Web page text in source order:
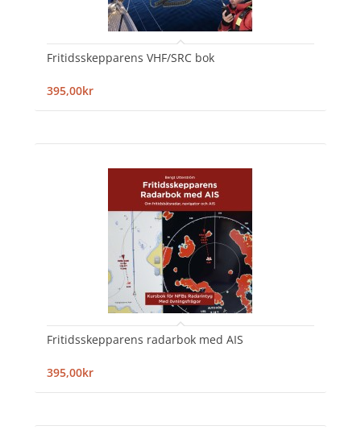
Fritidsskepparens VHF/SRC bok
395,00kr
Fritidsskepparens radarbok med AIS
395,00kr